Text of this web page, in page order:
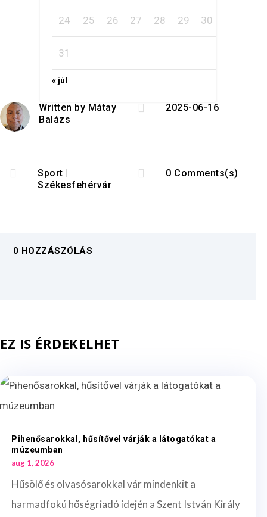
24 25 26 27 28 29 30
31
« júl
Written by Mátay
Balázs
 2025-06-16
 Sport |
Székesfehérvár
 0 Comments(s)
0 HOZZÁSZÓLÁS
EZ IS ÉRDEKELHET
Pihenősarokkal, hűsítővel várják a látogatókat a
múzeumban
aug 1, 2026
Hűsölő és olvasósarokkal vár mindenkit a
harmadfokú hőségriadó idején a Szent István Király